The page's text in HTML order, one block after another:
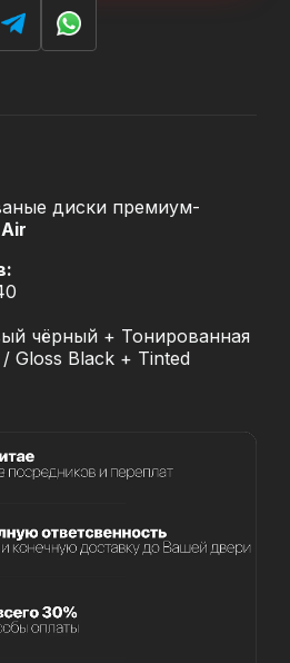
диски премиум-
чёрный + Тонированная
Gloss Black + Tinted